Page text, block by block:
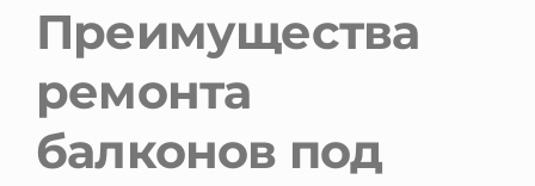
Преимущества
ремонта
балконов под